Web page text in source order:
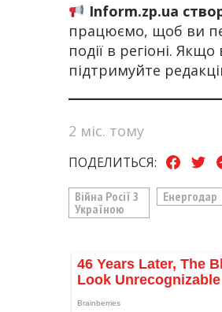
Inform.zp.ua
працюємо, щоб ви
події в регіоні.
підтримуйте
2 міс. тому
ПОДЕЛИТЬСЯ:
Війна Росії З
Україною
Енергодар